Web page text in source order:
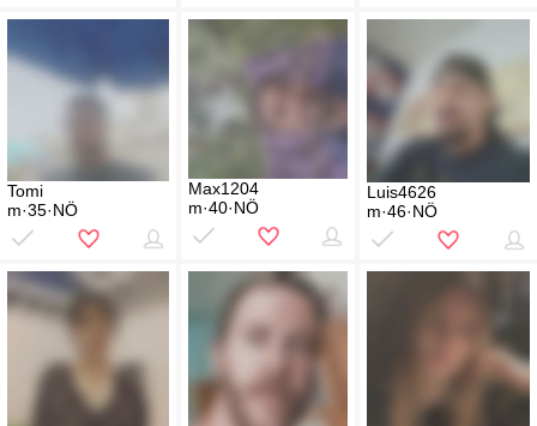
Tomi
m·35·NÖ
Max1204
m·40·NÖ
Luis4626
m·46·NÖ